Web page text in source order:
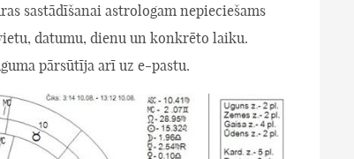
sastādīšanai astrologam nepieciešams
datumu, dienu un konkrēto laiku.
pārsūtīja arī uz e-pastu.